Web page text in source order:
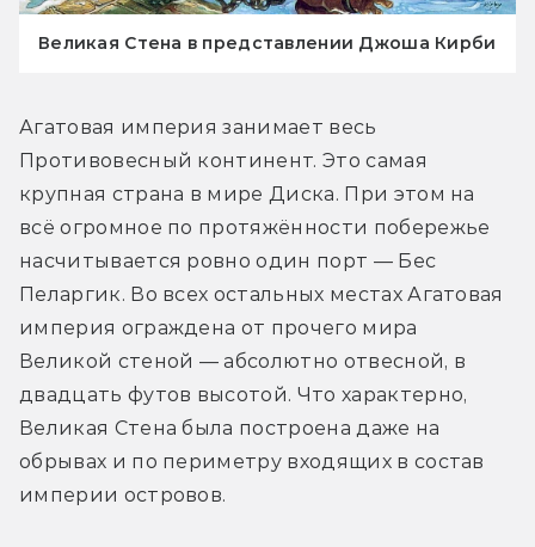
Великая Стена в представлении Джоша Кирби
Агатовая империя занимает весь
Противовесный континент. Это самая
крупная страна в мире Диска. При этом на
всё огромное по протяжённости побережье
насчитывается ровно один порт — Бес
Пеларгик. Во всех остальных местах Агатовая
империя ограждена от прочего мира
Великой стеной — абсолютно отвесной, в
двадцать футов высотой. Что характерно,
Великая Стена была построена даже на
обрывах и по периметру входящих в состав
империи островов.